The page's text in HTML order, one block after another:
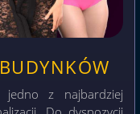
z najbardziej